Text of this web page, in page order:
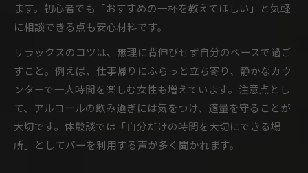
ます。初心者でも「おすすめの一杯を教えてほしい」と気軽
に相談できる点も安心材料です。
リラックスのコツは、無理に背伸びせず自分のペースで過ご
すこと。例えば、仕事帰りにふらっと立ち寄り、静かなカウ
ンターで一人時間を楽しむ女性も増えています。注意点とし
て、アルコールの飲み過ぎには気をつけ、適量を守ることが
大切です。体験談では「自分だけの時間を大切にできる場
所」としてバーを利用する声が多く聞かれます。